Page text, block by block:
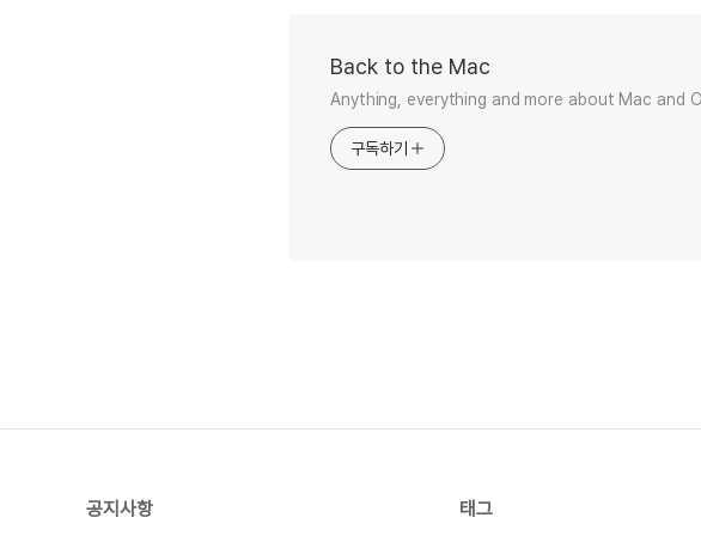
Back to the Mac
Anything, everything and more about Mac and
구독하기
공지사항 태그